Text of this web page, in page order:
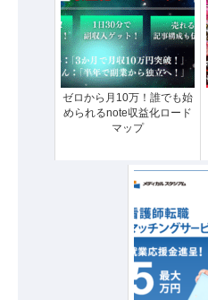
ゼロから月10万！誰でも始
められるnote収益化ロード
マップ